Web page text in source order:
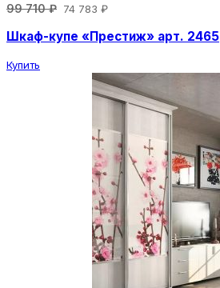
99 710 ₽ 74 783 ₽
Шкаф-купе «Престиж» арт. 2465
Купить